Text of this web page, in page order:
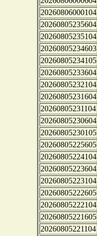
20260806000104
20260805235604
20260805235104
20260805234603
20260805234105
20260805233604
20260805232104
20260805231604
20260805231104
20260805230604
20260805230105
20260805225605
20260805224104
20260805223604
20260805223104
20260805222605
20260805222104
20260805221605
20260805221104